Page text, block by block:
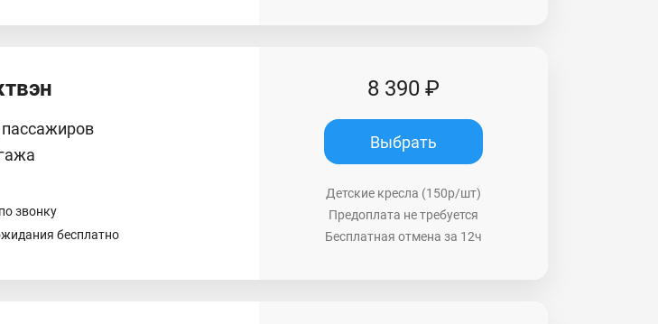
звонку
бесплатно
8 390 ₽
Выбрать
Детские кресла (150р/шт)
Предоплата не требуется
Бесплатная отмена за 12ч